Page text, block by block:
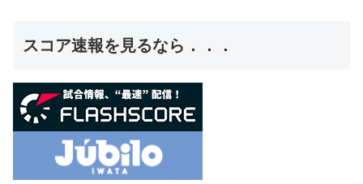
スコア速報を見るなら．．．